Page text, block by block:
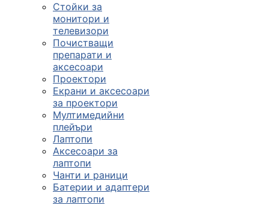
Стойки за
монитори и
телевизори
Почистващи
препарати и
аксесоари
Проектори
Екрани и аксесоари
за проектори
Мултимедийни
плейъри
Лаптопи
Аксесоари за
лаптопи
Чанти и раници
Батерии и адаптери
за лаптопи